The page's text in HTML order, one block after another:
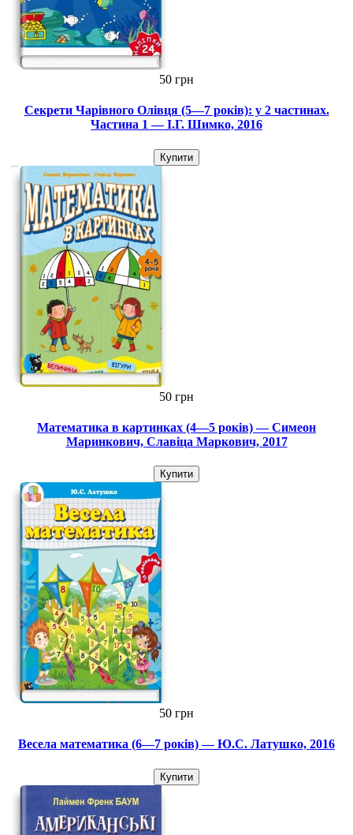
50 грн
Секрети Чарівного Олівця (5—7 років): у 2 частинах.
Частина 1 — І.Г. Шимко, 2016
Купити
50 грн
Математика в картинках (4—5 років) — Симеон
Маринкович, Славіца Маркович, 2017
Купити
50 грн
Весела математика (6—7 років) — Ю.С. Латушко, 2016
Купити